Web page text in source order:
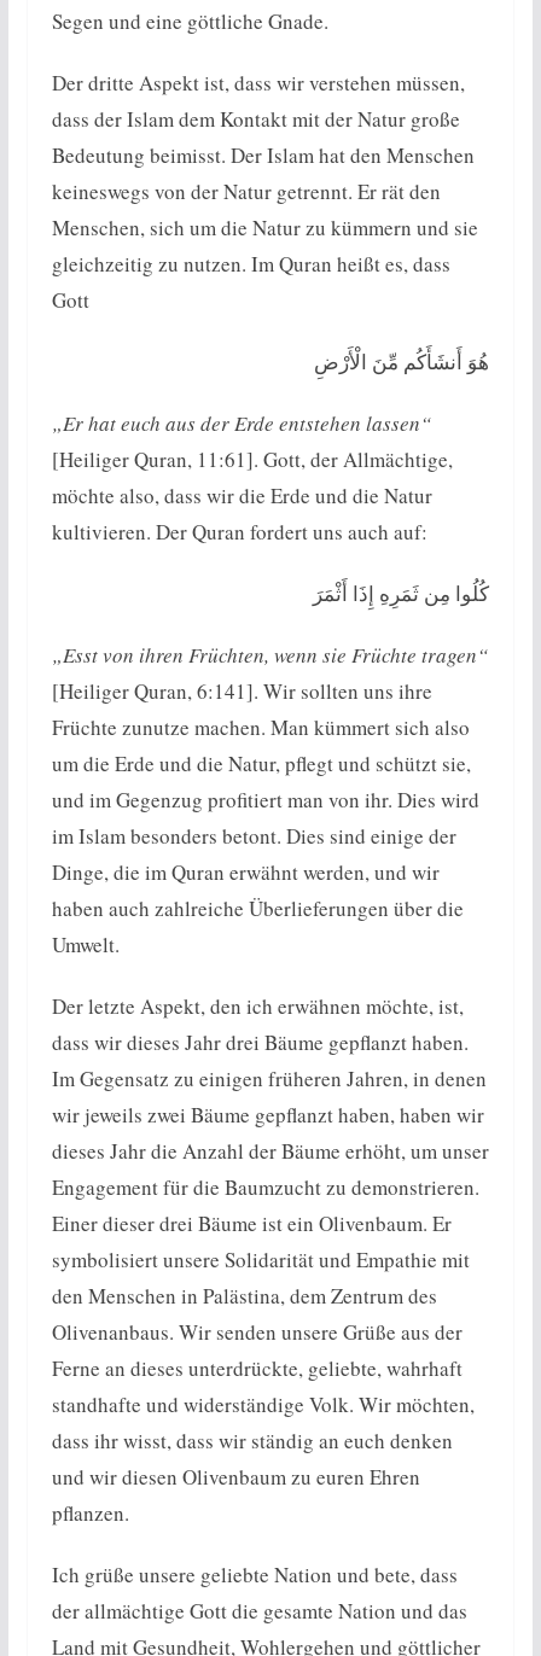
Segen und eine göttliche Gnade.
Der dritte Aspekt ist, dass wir verstehen müssen,
dass der Islam dem Kontakt mit der Natur große
Bedeutung beimisst. Der Islam hat den Menschen
keineswegs von der Natur getrennt. Er rät den
Menschen, sich um die Natur zu kümmern und sie
gleichzeitig zu nutzen. Im Quran heißt es, dass
Gott
هُوَ أَنشَأَكُم مِّنَ الْأَرْضِ
„Er hat euch aus der Erde entstehen lassen“
[Heiliger Quran, 11:61]. Gott, der Allmächtige,
möchte also, dass wir die Erde und die Natur
kultivieren. Der Quran fordert uns auch auf:
كُلُوا مِن ثَمَرِهِ إِذَا أَثْمَرَ
„Esst von ihren Früchten, wenn sie Früchte tragen“
[Heiliger Quran, 6:141]. Wir sollten uns ihre
Früchte zunutze machen. Man kümmert sich also
um die Erde und die Natur, pflegt und schützt sie,
und im Gegenzug profitiert man von ihr. Dies wird
im Islam besonders betont. Dies sind einige der
Dinge, die im Quran erwähnt werden, und wir
haben auch zahlreiche Überlieferungen über die
Umwelt.
Der letzte Aspekt, den ich erwähnen möchte, ist,
dass wir dieses Jahr drei Bäume gepflanzt haben.
Im Gegensatz zu einigen früheren Jahren, in denen
wir jeweils zwei Bäume gepflanzt haben, haben wir
dieses Jahr die Anzahl der Bäume erhöht, um unser
Engagement für die Baumzucht zu demonstrieren.
Einer dieser drei Bäume ist ein Olivenbaum. Er
symbolisiert unsere Solidarität und Empathie mit
den Menschen in Palästina, dem Zentrum des
Olivenanbaus. Wir senden unsere Grüße aus der
Ferne an dieses unterdrückte, geliebte, wahrhaft
standhafte und widerständige Volk. Wir möchten,
dass ihr wisst, dass wir ständig an euch denken
und wir diesen Olivenbaum zu euren Ehren
pflanzen.
Ich grüße unsere geliebte Nation und bete, dass
der allmächtige Gott die gesamte Nation und das
Land mit Gesundheit, Wohlergehen und göttlicher